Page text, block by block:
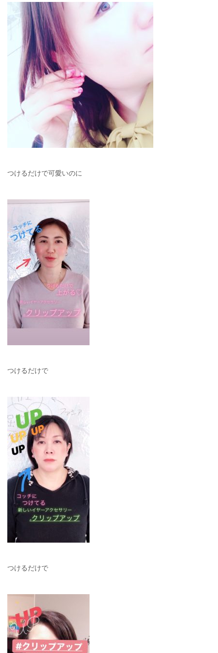
つけるだけで可愛いのに
つけるだけで
つけるだけで